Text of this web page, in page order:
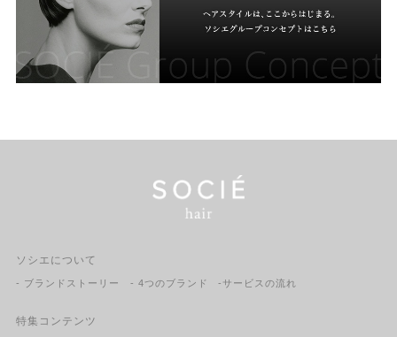
ソシエについて
- ブランドストーリー - 4つのブランド -サービスの流れ
特集コンテンツ